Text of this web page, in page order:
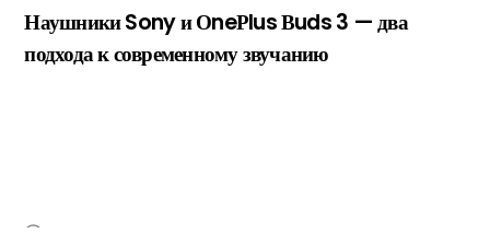
Наушники Sony и ОneРlus Вuds 3 — два
подхода к современному звучанию